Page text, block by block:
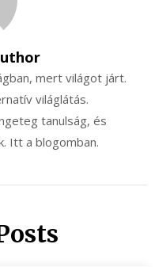
mert világot járt.
világlátás.
tanulság, és
Itt a blogomban.